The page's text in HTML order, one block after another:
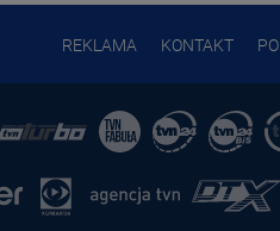
REKLAMA KONTAKT